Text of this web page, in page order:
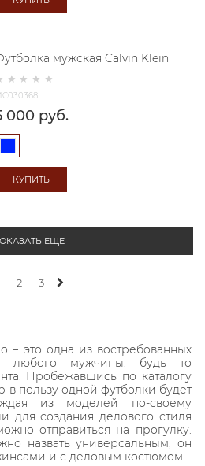
мужская Calvin Klein
000 руб.
КУПИТЬ
ЕЩЕ
2 3
– это одна из востребованных
любого мужчины, будь то
Пробежавшись по каталогу
в пользу одной футболки будет
из моделей по-своему
для создания делового стиля
отправиться на прогулку.
назвать универсальным, он
и с деловым костюмом.